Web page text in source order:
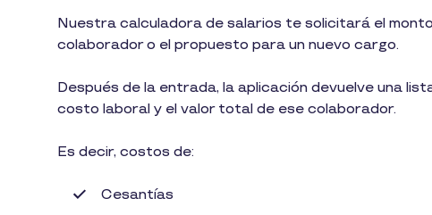
Nuestra calculadora de salarios te solicitará el
colaborador o el propuesto para un nuevo cargo.
Después de la entrada, la aplicación devuelve una
costo laboral y el valor total de ese colaborador.
Es decir, costos de:
Cesantías